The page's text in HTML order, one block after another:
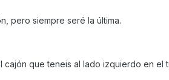
pero siempre seré la última.
cajón que teneis al lado izquierdo en el